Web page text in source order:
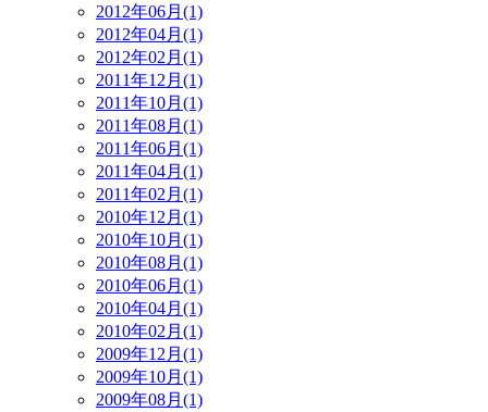
2012年06月(1)
2012年04月(1)
2012年02月(1)
2011年12月(1)
2011年10月(1)
2011年08月(1)
2011年06月(1)
2011年04月(1)
2011年02月(1)
2010年12月(1)
2010年10月(1)
2010年08月(1)
2010年06月(1)
2010年04月(1)
2010年02月(1)
2009年12月(1)
2009年10月(1)
2009年08月(1)